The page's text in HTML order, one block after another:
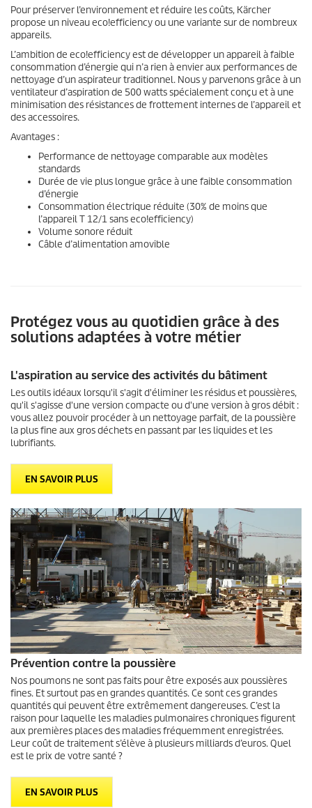
Pour préserver l’environnement et réduire les coûts, Kärcher
propose un niveaueco!efficiencyou une variante sur de nombreux
appareils.
L’ambition de eco!efficiencyest de développer un appareil à faible
consommation d’énergie qui n’a rien à envier aux performances de
nettoyage d’un aspirateur traditionnel. Nous y parvenons grâce à un
ventilateur d’aspiration de 500 watts spécialement conçu et à une
minimisation des résistances de frottement internes de l’appareil et
des accessoires.
Avantages :
Performance de nettoyage comparable aux modèles
standards
Durée de vie plus longue grâce à une faible consommation
d’énergie
Consommation électrique réduite (30% de moins que
l’appareil T 12/1 sanseco!efficiency)
Volume sonore réduit
Câble d’alimentation amovible
Protégez vous au quotidien grâce à des
solutions adaptées à votre métier
L'aspiration au service des activités du bâtiment
Les outils idéaux lorsqu'il s'agit d'éliminer les résidus et poussières,
qu'il s'agisse d'une version compacte ou d'une version à gros débit :
vous allez pouvoir procéder à un nettoyage parfait, de la poussière
la plus fine aux gros déchets en passant par les liquides et les
lubrifiants.
EN SAVOIR PLUS
Prévention contre la poussière
Nos poumons ne sont pas faits pour être exposés aux poussières
fines. Et surtout pas en grandes quantités. Ce sont ces grandes
quantités qui peuvent être extrêmement dangereuses. C’est la
raison pour laquelle les maladies pulmonaires chroniques figurent
aux premières places des maladies fréquemment enregistrées.
Leur coût de traitement s’élève à plusieurs milliards d’euros. Quel
est le prix de votre santé ?
EN SAVOIR PLUS